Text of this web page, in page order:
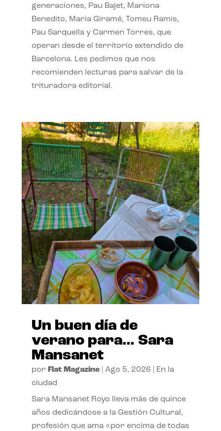
generaciones, Pau Bajet, Mariona
Benedito, Maria Giramé, Tomeu Ramis,
Pau Sarquella y Carmen Torres, que
operan desde el territorio extendido de
Barcelona. Les pedimos que nos
recomienden lecturas para salvar de la
trituradora editorial.
Un buen día de
verano para… Sara
Mansanet
por Flat Magazine| Ago 5, 2026
En la
ciudad
Sara Mansanet Royo lleva más de quince
años dedicándose a la Gestión Cultural,
profesión que ama «por encima de todas